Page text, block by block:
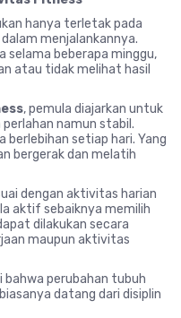
hanya terletak pada
menjalankannya.
selama beberapa minggu,
atau tidak melihat hasil
, pemula diajarkan untuk
namun stabil.
berlebihan setiap hari. Yang
bergerak dan melatih
dengan aktivitas harian
aktif sebaiknya memilih
dilakukan secara
maupun aktivitas
perubahan tubuh
datang dari disiplin